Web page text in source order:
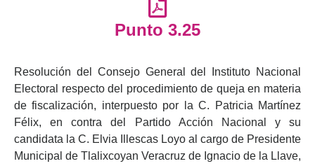
Punto 3.25
Resolución del Consejo General del Instituto Nacional
Electoral respecto del procedimiento de queja en materia
de fiscalización, interpuesto por la C. Patricia Martínez
Félix, en contra del Partido Acción Nacional y su
candidata la C. Elvia Illescas Loyo al cargo de Presidente
Municipal de Tlalixcoyan Veracruz de Ignacio de la Llave,